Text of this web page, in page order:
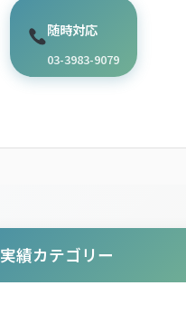
随時対応
03-3983-9079
実績カテゴリー